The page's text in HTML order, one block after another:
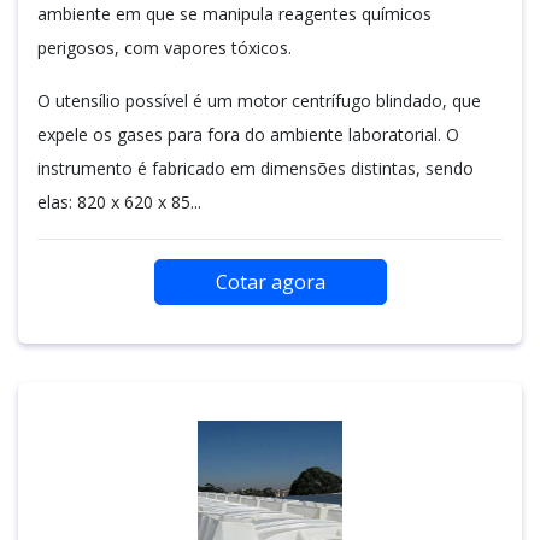
ambiente em que se manipula reagentes químicos
perigosos, com vapores tóxicos.
O utensílio possível é um motor centrífugo blindado, que
expele os gases para fora do ambiente laboratorial. O
instrumento é fabricado em dimensões distintas, sendo
elas: 820 x 620 x 85...
Cotar agora